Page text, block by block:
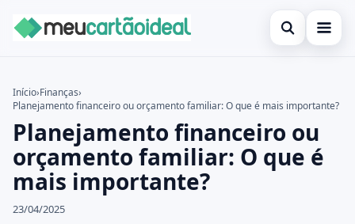
Abrir busca
Cartão de crédito
Empréstimo
Finanças
Legal
Buscar no site
Buscar por:
Pressione Enter para buscar ou ESC para fechar.
Início›Finanças›
Planejamento financeiro ou orçamento familiar: O que é mais importante?
Planejamento financeiro ou
orçamento familiar: O que é
mais importante?
23/04/2025